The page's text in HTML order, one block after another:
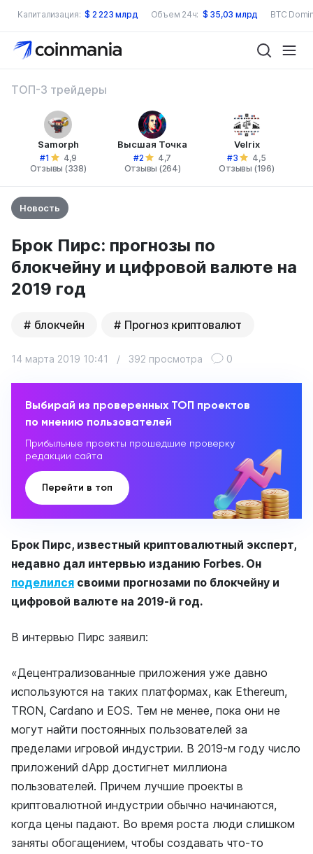
Капитализация: $ 2 223 млрд Объем 24ч: $ 35,03 млрд BTC
ТОП-3 трейдеры
Samorph
#1
4,9
Отзывы (338)
Высшая Точка
#2
4,7
Отзывы (264)
Velrix
#3
4,5
Отзывы (196)
Новость
Брок Пирс: прогнозы по
блокчейну и цифровой валюте на
2019 год
блокчейн Прогноз криптовалют
14 марта 2019 10:41 / 392 просмотра 0
Выбирай из проверенных ТОП проектов
по мнению пользователей
Прибыльные проекты прошедшие проверку
редакции сайта
Перейти в топ
Брок Пирс, известный криптовалютный эксперт,
недавно дал интервью изданию Forbes. Он
поделился своими прогнозами по блокчейну и
цифровой валюте на 2019-й год.
В интервью Пирс заявил:
«Децентрализованные приложения уже давно
используются на таких платформах, как Ethereum,
TRON, Cardano и EOS. Тем не менее, пока они не
могут найти постоянных пользователей за
пределами игровой индустрии. В 2019-м году число
приложений dApp достигнет миллиона
пользователей. Причем лучшие проекты в
криптовалютной индустрии обычно начинаются,
когда цены падают. Во время роста люди слишком
заняты обогащением, чтобы создавать что-то